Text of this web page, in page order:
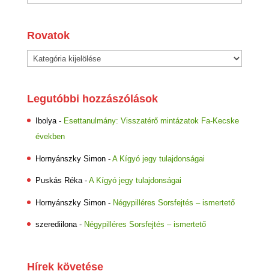
Rovatok
Rovatok
Legutóbbi hozzászólások
Ibolya- Esettanulmány: Visszatérő mintázatok Fa-Kecske
években
Hornyánszky Simon- A Kígyó jegy tulajdonságai
Puskás Réka- A Kígyó jegy tulajdonságai
Hornyánszky Simon- Négypilléres Sorsfejtés – ismertető
szerediilona- Négypilléres Sorsfejtés – ismertető
Hírek követése